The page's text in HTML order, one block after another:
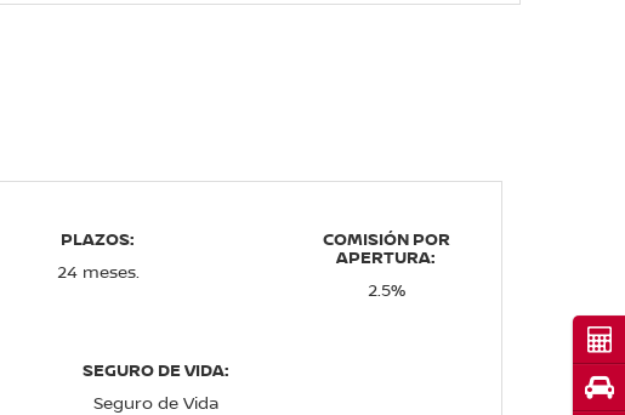
PLAZOS:
24 meses.
COMISIÓN POR
APERTURA:
2.5%
SEGURO DE VIDA:
Seguro de Vida